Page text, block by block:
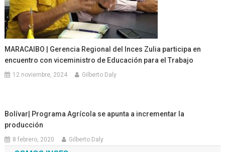
MARACAIBO | Gerencia Regional del Inces Zulia participa en
encuentro con viceministro de Educación para el Trabajo
12 noviembre, 2024 Gilberto Daly
Bolívar| Programa Agrícola se apunta a incrementar la
producción
8 febrero, 2020 Gilberto Daly